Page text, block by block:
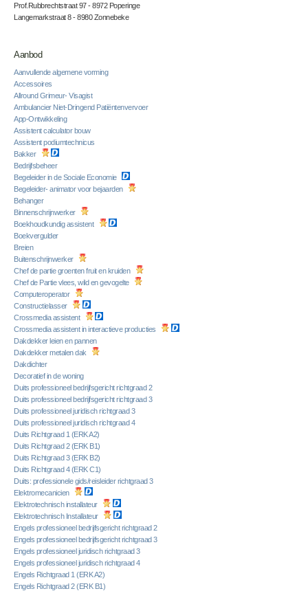
Prof.Rubbrechtstraat 97 - 8972 Poperinge
Langemarkstraat 8 - 8980 Zonnebeke
Aanbod
Aanvullende algemene vorming
Accessoires
Allround Grimeur- Visagist
Ambulancier Niet-Dringend Patiëntenvervoer
App-Ontwikkeling
Assistent calculator bouw
Assistent podiumtechnicus
Bakker
Bedrijfsbeheer
Begeleider in de Sociale Economie
Begeleider- animator voor bejaarden
Behanger
Binnenschrijnwerker
Boekhoudkundig assistent
Boekvergulder
Breien
Buitenschrijnwerker
Chef de partie groenten fruit en kruiden
Chef de Partie vlees, wild en gevogelte
Computeroperator
Constructielasser
Crossmedia assistent
Crossmedia assistent in interactieve producties
Dakdekker leien en pannen
Dakdekker metalen dak
Dakdichter
Decoratief in de woning
Duits professioneel bedrijfsgericht richtgraad 2
Duits professioneel bedrijfsgericht richtgraad 3
Duits professioneel juridisch richtgraad 3
Duits professioneel juridisch richtgraad 4
Duits Richtgraad 1 (ERK A2)
Duits Richtgraad 2 (ERK B1)
Duits Richtgraad 3 (ERK B2)
Duits Richtgraad 4 (ERK C1)
Duits: professionele gids/reisleider richtgraad 3
Elektromecanicien
Elektrotechnisch installateur
Elektrotechnisch Installateur
Engels professioneel bedrijfsgericht richtgraad 2
Engels professioneel bedrijfsgericht richtgraad 3
Engels professioneel juridisch richtgraad 3
Engels professioneel juridisch richtgraad 4
Engels Richtgraad 1 (ERK A2)
Engels Richtgraad 2 (ERK B1)